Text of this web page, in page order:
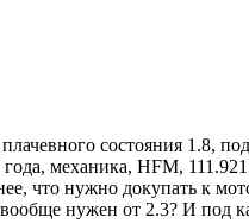
состояния 1.8,
механика, HFM,
что нужно докупать к
нужен от 2.3? И под